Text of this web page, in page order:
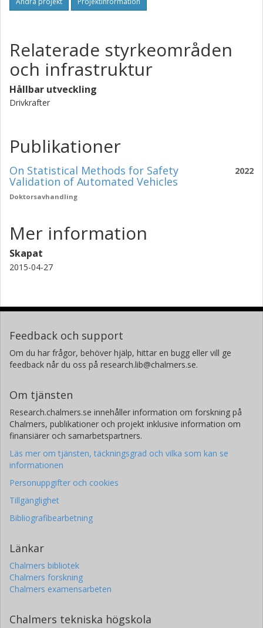
Relaterade styrkeområden
och infrastruktur
Hållbar utveckling
Drivkrafter
Publikationer
2022
On Statistical Methods for Safety
Validation of Automated Vehicles
Doktorsavhandling
Mer information
Skapat
2015-04-27
Feedback och support
Om du har frågor, behöver hjälp, hittar en bugg eller vill ge
feedback når du oss på research.lib@chalmers.se.
Om tjänsten
Research.chalmers.se innehåller information om forskning på
Chalmers, publikationer och projekt inklusive information om
finansiärer och samarbetspartners.
Läs mer om tjänsten, täckningsgrad och vilka som kan se
informationen
Personuppgifter och cookies
Tillgänglighet
Bibliografibearbetning
Länkar
Chalmers bibliotek
Chalmers forskning
Chalmers examensarbeten
Chalmers tekniska högskola